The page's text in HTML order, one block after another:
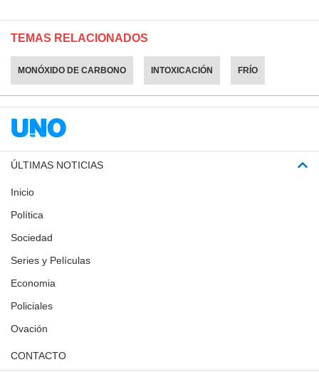
TEMAS RELACIONADOS
MONÓXIDO DE CARBONO INTOXICACIÓN FRÍO
ÚLTIMAS NOTICIAS
Inicio
Política
Sociedad
Series y Películas
Economia
Policiales
Ovación
CONTACTO